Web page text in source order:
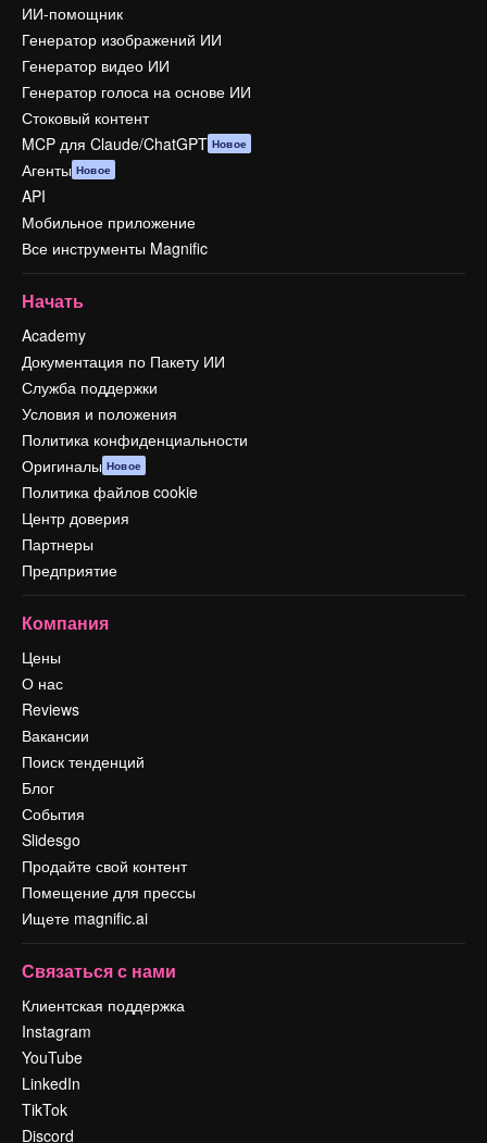
ИИ-помощник
Генератор изображений ИИ
Генератор видео ИИ
Генератор голоса на основе ИИ
Стоковый контент
MCP для Claude/ChatGPT Новое
Агенты Новое
API
Мобильное приложение
Все инструменты Magnific
Начать
Academy
Документация по Пакету ИИ
Служба поддержки
Условия и положения
Политика конфиденциальности
Оригиналы Новое
Политика файлов cookie
Центр доверия
Партнеры
Предприятие
Компания
Цены
О нас
Reviews
Вакансии
Поиск тенденций
Блог
События
Slidesgo
Продайте свой контент
Помещение для прессы
Ищете magnific.ai
Связаться с нами
Клиентская поддержка
Instagram
YouTube
LinkedIn
TikTok
Discord